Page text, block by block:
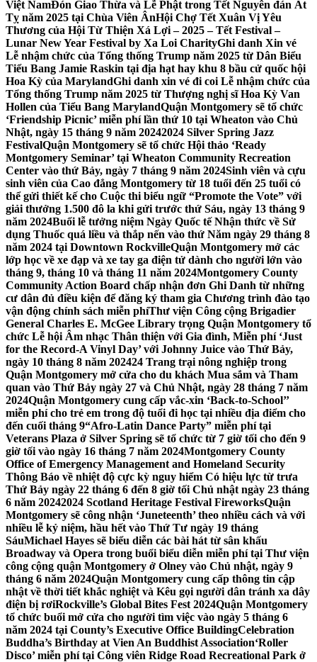
Việt NamĐón Giao Thừa và Lễ Phật trong Tết Nguyên đán Ất
Tỵ năm 2025 tại Chùa Viên ÂnHội Chợ Tết Xuân Vị Yêu
Thương của Hội Từ Thiện Xá Lợi – 2025 – Tết Festival –
Lunar New Year Festival by Xa Loi CharityGhi danh Xin vé
Lễ nhậm chức của Tổng thống Trump năm 2025 từ Dân Biểu
Tiểu Bang Jamie Raskin tại địa hạt hay khu 8 bầu cử quốc hội
Hoa Kỳ của MarylandGhi danh xin vé đi coi Lễ nhậm chức của
Tổng thống Trump năm 2025 từ Thượng nghị sĩ Hoa Kỳ Van
Hollen của Tiểu Bang MarylandQuận Montgomery sẽ tổ chức
‘Friendship Picnic’ miễn phí lần thứ 10 tại Wheaton vào Chủ
Nhật, ngày 15 tháng 9 năm 20242024 Silver Spring Jazz
FestivalQuận Montgomery sẽ tổ chức Hội thảo ‘Ready
Montgomery Seminar’ tại Wheaton Community Recreation
Center vào thứ Bảy, ngày 7 tháng 9 năm 2024Sinh viên và cựu
sinh viên của Cao đẳng Montgomery từ 18 tuổi đến 25 tuổi có
thể gửi thiết kế cho Cuộc thi biểu ngữ “Promote the Vote” với
giải thưởng 1.500 đô la khi gửi trước thứ Sáu, ngày 13 tháng 9
năm 2024Buổi lễ tưởng niệm Ngày Quốc tế Nhận thức về Sử
dụng Thuốc quá liều và thắp nến vào thứ Năm ngày 29 tháng 8
năm 2024 tại Downtown RockvilleQuận Montgomery mở các
lớp học về xe đạp và xe tay ga điện tử dành cho người lớn vào
tháng 9, tháng 10 và tháng 11 năm 2024Montgomery County
Community Action Board chấp nhận đơn Ghi Danh từ những
cư dân đủ điều kiện để đăng ký tham gia Chương trình đào tạo
vận động chính sách miễn phíThư viện Công cộng Brigadier
General Charles E. McGee Library trọng Quận Montgomery tổ
chức Lễ hội Âm nhạc Thân thiện với Gia đình, Miễn phí ‘Just
for the Record-A Vinyl Day’ với Johnny Juice vào Thứ Bảy,
ngày 10 tháng 8 năm 202424 Trang trại nông nghiệp trong
Quận Montgomery mở cửa cho du khách Mua sắm và Tham
quan vào Thứ Bảy ngày 27 và Chủ Nhật, ngày 28 tháng 7 năm
2024Quận Montgomery cung cấp vắc-xin ‘Back-to-School’’
miễn phí cho trẻ em trong độ tuổi đi học tại nhiều địa điểm cho
đến cuối tháng 9“Afro-Latin Dance Party” miễn phí tại
Veterans Plaza ở Silver Spring sẽ tổ chức từ 7 giờ tối cho đến 9
giờ tối vào ngày 16 tháng 7 năm 2024Montgomery County
Office of Emergency Management and Homeland Security
Thông Báo về nhiệt độ cực kỳ nguy hiểm Có hiệu lực từ trưa
Thứ Bảy ngày 22 tháng 6 đến 8 giờ tối Chủ nhật ngày 23 tháng
6 năm 20242024 Scotland Heritage Festival FireworksQuận
Montgomery sẽ công nhận ‘Juneteenth’ theo nhiều cách và với
nhiều lễ kỷ niệm, hầu hết vào Thứ Tư ngày 19 tháng
SáuMichael Hayes sẽ biểu diễn các bài hát từ sân khấu
Broadway và Opera trong buổi biểu diễn miễn phí tại Thư viện
công cộng quận Montgomery ở Olney vào Chủ nhật, ngày 9
tháng 6 năm 2024Quận Montgomery cung cấp thông tin cập
nhật về thời tiết khắc nghiệt và Kêu gọi người dân tránh xa dây
điện bị rơiRockville’s Global Bites Fest 2024Quận Montgomery
tổ chức buổi mở cửa cho người tìm việc vào ngày 5 tháng 6
năm 2024 tại County’s Executive Office BuildingCelebration
Buddha’s Birthday at Vien An Buddhist Association‘Roller
Disco’ miễn phí tại Công viên Ridge Road Recreational Park ở